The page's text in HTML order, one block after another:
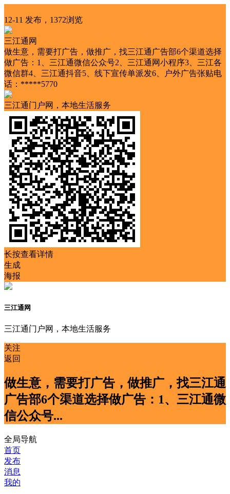
12-11 发布，1372浏览
三江通网
做生意，需要打广告，做推广，找三江通广告部6个渠道选择
做广告：1、三江通微信公众号2、三江通网小程序3、三江各
微信群4、三江通抖音5、线下宣传单派发6、户外广告张贴电
话：*****5770
三江通门户网，本地生活服务
长按查看详情
生成
海报
三江通网
三江通门户网，本地生活服务
关注
返回
做生意，需要打广告，做推广，找三江通
广告部6个渠道选择做广告：1、三江通微
信公众号...
全局导航
首页
发布
消息
我的